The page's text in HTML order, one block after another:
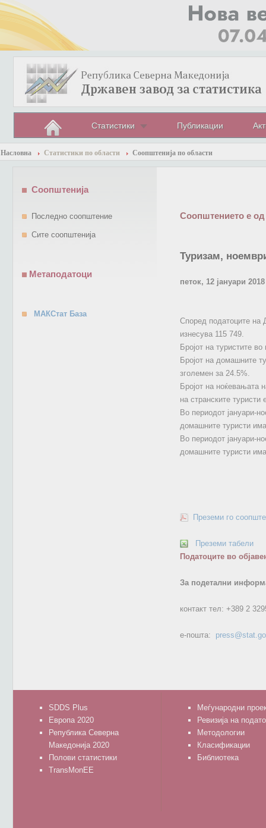
Статистики Публикации
Насловна Статистики по области Соопштенија по области
Соопштението е од
Туризам,
петок, 12 јануари 2018
Според податоците на
изнесува 115 749.
Бројот на туристите
Бројот на домашните
зголемен за 24.5%.
Бројот на ноќевањата
на странските туристи
Во периодот јануари-
домашните туристи
Во периодот јануари-
домашните туристи
Преземи го
Преземи табели
Податоците во
За подетални
контакт тел: +389 2
е-пошта:
Соопштенија
Последно соопштение
Сите соопштенија
Метаподатоци
МАКСтат База
SDDS Plus
Европа 2020
Република Северна
Македонија 2020
Полови статистики
TransMonEE
Меѓународни
Ревизија на
Методологии
Класификации
Библиотека